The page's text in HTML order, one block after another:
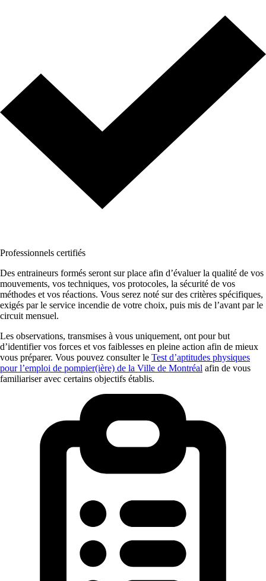
Professionnels certifiés
Des entraineurs formés seront sur place afin d’évaluer la qualité de vos
mouvements, vos techniques, vos protocoles, la sécurité de vos
méthodes et vos réactions. Vous serez noté sur des critères spécifiques,
exigés par le service incendie de votre choix, puis mis de l’avant par le
circuit mensuel.
Les observations, transmises à vous uniquement, ont pour but
d’identifier vos forces et vos faiblesses en pleine action afin de mieux
vous préparer. Vous pouvez consulter le Test d’aptitudes physiques
pour l’emploi de pompier(ière) de la Ville de Montréal afin de vous
familiariser avec certains objectifs établis.